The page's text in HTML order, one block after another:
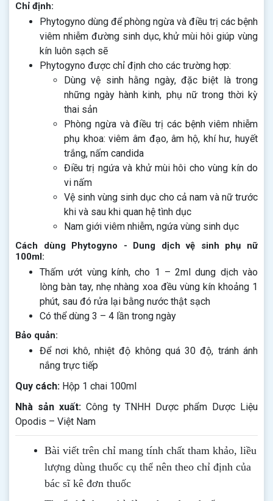
Chỉ định:
Phytogyno dùng để phòng ngừa và điều trị các bệnh
viêm nhiễm đường sinh dục, khử mùi hôi giúp vùng
kín luôn sạch sẽ
Phytogyno được chỉ định cho các trường hợp:
Dùng vệ sinh hằng ngày, đặc biệt là trong
những ngày hành kinh, phụ nữ trong thời kỳ
thai sản
Phòng ngừa và điều trị các bệnh viêm nhiễm
phụ khoa: viêm âm đạo, âm hộ, khí hư, huyết
trắng, nấm candida
Điều trị ngứa và khử mùi hôi cho vùng kín do
vi nấm
Vệ sinh vùng sinh dục cho cả nam và nữ trước
khi và sau khi quan hệ tình dục
Nam giới viêm nhiễm, ngứa vùng sinh dục
Cách dùng Phytogyno - Dung dịch vệ sinh phụ nữ
100ml:
Thấm ướt vùng kính, cho 1 – 2ml dung dịch vào
lòng bàn tay, nhẹ nhàng xoa đều vùng kín khoảng 1
phút, sau đó rửa lại bằng nước thật sạch
Có thể dùng 3 – 4 lần trong ngày
Bảo quản:
Để nơi khô, nhiệt độ không quá 30 độ, tránh ánh
nắng trực tiếp
Quy cách: Hộp 1 chai 100ml
Nhà sản xuất: Công ty TNHH Dược phẩm Dược Liệu
Opodis – Việt Nam
Bài viết trên chỉ mang tính chất tham khảo, liều
lượng dùng thuốc cụ thể nên theo chỉ định của
bác sĩ kê đơn thuốc